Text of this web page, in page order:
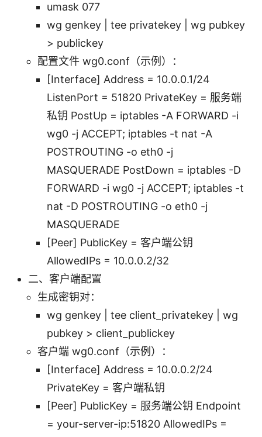
umask 077
wg genkey | tee privatekey | wg pubkey
> publickey
配置文件 wg0.conf（示例）：
[Interface] Address = 10.0.0.1/24
ListenPort = 51820 PrivateKey = 服务端
私钥 PostUp = iptables -A FORWARD -i
wg0 -j ACCEPT; iptables -t nat -A
POSTROUTING -o eth0 -j
MASQUERADE PostDown = iptables -D
FORWARD -i wg0 -j ACCEPT; iptables -t
nat -D POSTROUTING -o eth0 -j
MASQUERADE
[Peer] PublicKey = 客户端公钥
AllowedIPs = 10.0.0.2/32
二、客户端配置
生成密钥对：
wg genkey | tee client_privatekey | wg
pubkey > client_publickey
客户端 wg0.conf（示例）：
[Interface] Address = 10.0.0.2/24
PrivateKey = 客户端私钥
[Peer] PublicKey = 服务端公钥 Endpoint
= your-server-ip:51820 AllowedIPs =